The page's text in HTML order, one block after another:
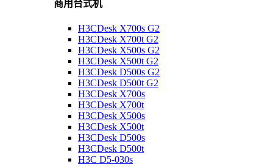
商用台式机
H3CDesk X700s G2
H3CDesk X700t G2
H3CDesk X500s G2
H3CDesk X500t G2
H3CDesk D500s G2
H3CDesk D500t G2
H3CDesk X700s
H3CDesk X700t
H3CDesk X500s
H3CDesk X500t
H3CDesk D500s
H3CDesk D500t
H3C D5-030s